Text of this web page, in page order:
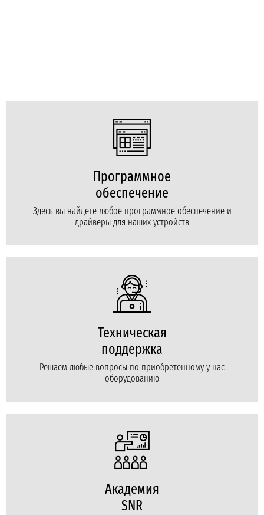
Программное
обеспечение
Здесь вы найдете любое программное обеспечение и
драйверы для наших устройств
Техническая
поддержка
Решаем любые вопросы по приобретенному у нас
оборудованию
Академия
SNR